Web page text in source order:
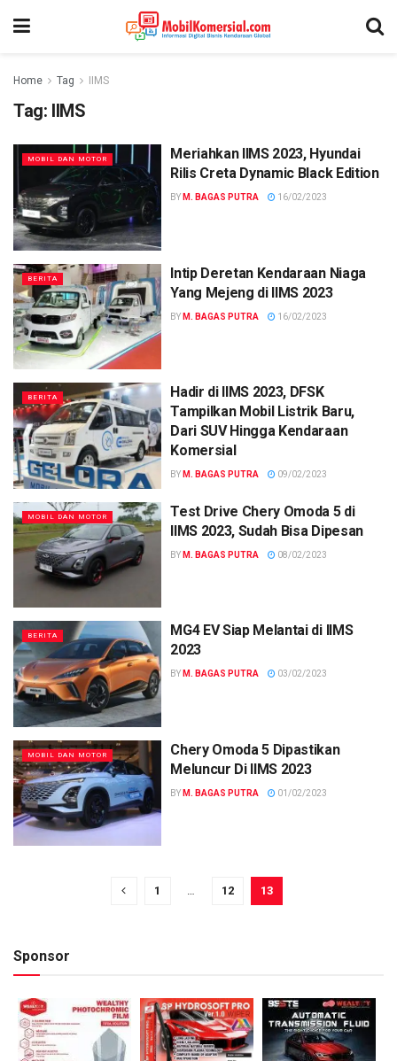
Home Tag IIMS
Tag: IIMS
MOBIL DAN MOTOR
Meriahkan IIMS 2023, Hyundai
Rilis Creta Dynamic Black Edition
BY M. BAGAS PUTRA 16/02/2023
BERITA
Intip Deretan Kendaraan Niaga
Yang Mejeng di IIMS 2023
BY M. BAGAS PUTRA 16/02/2023
BERITA
Hadir di IIMS 2023, DFSK
Tampilkan Mobil Listrik Baru,
Dari SUV Hingga Kendaraan
Komersial
BY M. BAGAS PUTRA 09/02/2023
MOBIL DAN MOTOR
Test Drive Chery Omoda 5 di
IIMS 2023, Sudah Bisa Dipesan
BY M. BAGAS PUTRA 08/02/2023
BERITA
MG4 EV Siap Melantai di IIMS
2023
BY M. BAGAS PUTRA 03/02/2023
MOBIL DAN MOTOR
Chery Omoda 5 Dipastikan
Meluncur Di IIMS 2023
BY M. BAGAS PUTRA 01/02/2023
1 … 12 13
Sponsor